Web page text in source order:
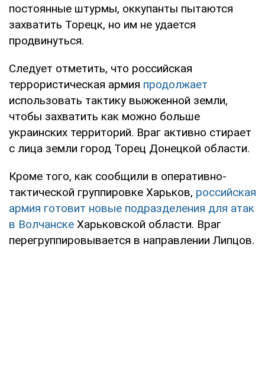
постоянные штурмы, оккупанты пытаются
захватить Торецк, но им не удается
продвинуться.
Следует отметить, что российская
террористическая армия продолжает
использовать тактику выжженной земли,
чтобы захватить как можно больше
украинских территорий. Враг активно стирает
с лица земли город Торец Донецкой области.
Кроме того, как сообщили в оперативно-
тактической группировке Харьков, российская
армия готовит новые подразделения для атак
в Волчанске Харьковской области. Враг
перегруппировывается в направлении Липцов.